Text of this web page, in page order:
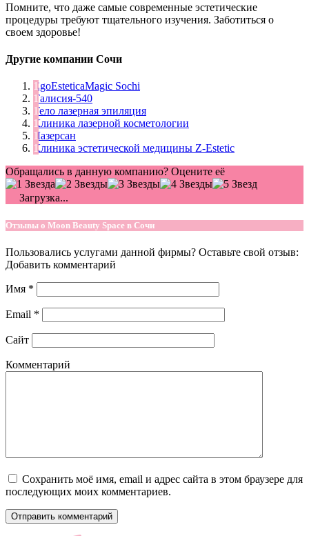
Помните, что даже самые современные эстетические
процедуры требуют тщательного изучения. Заботиться о
своем здоровье!
Другие компании Сочи
EgoEsteticaMagic Sochi
Талисия-540
Тело лазерная эпиляция
Клиника лазерной косметологии
Лазерсан
Клиника эстетической медицины Z-Estetic
Обращались в данную компанию? Оцените её
Загрузка...
Отзывы о Moon Beauty Space в Сочи
Пользовались услугами данной фирмы? Оставьте свой отзыв:
Добавить комментарий
Имя *
Email *
Сайт
Комментарий
Сохранить моё имя, email и адрес сайта в этом браузере для
последующих моих комментариев.